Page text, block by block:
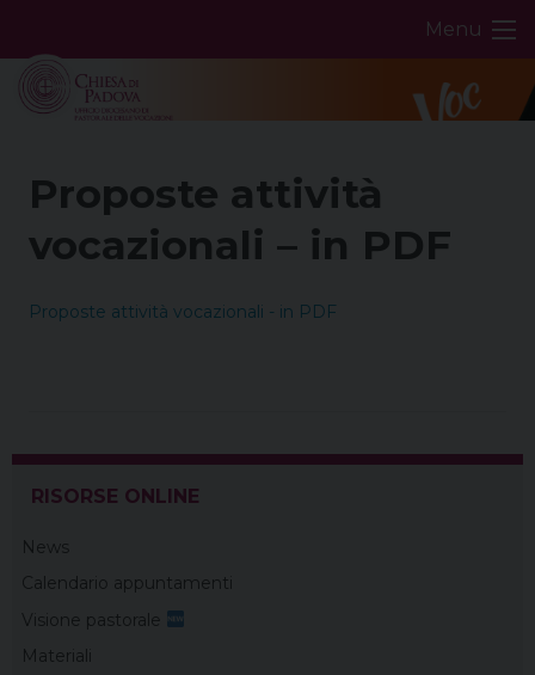
content
Menu
Proposte attività
vocazionali – in PDF
Proposte attività vocazionali - in PDF
RISORSE ONLINE
News
Calendario appuntamenti
Visione pastorale
Materiali